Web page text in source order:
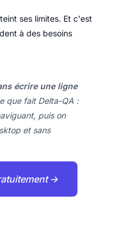
ses limites. Et c'est
à des besoins
écrire une ligne
que fait Delta-QA :
puis on
et sans
→